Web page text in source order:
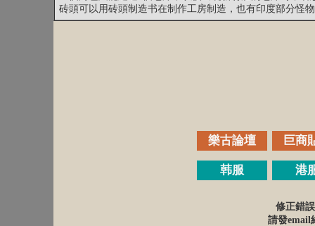
砖頭可以用砖頭制造书在制作工房制造，也有印度部分怪
樂古論壇 巨商
韩服 港
修正錯
請發email